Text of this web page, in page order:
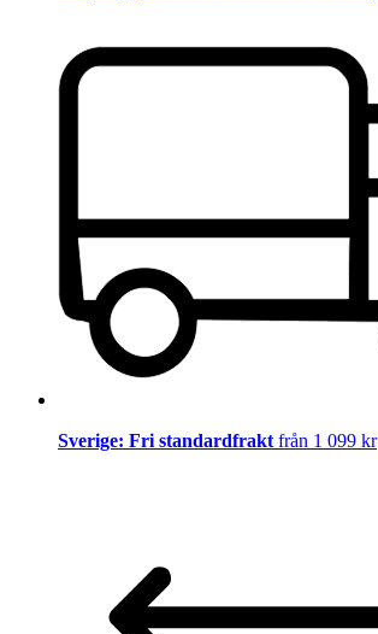
Sverige: Fri standardfrakt från 1 099 kr